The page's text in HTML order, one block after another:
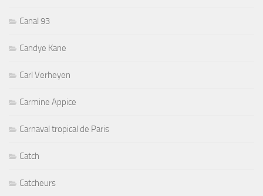
Canal 93
Candye Kane
Carl Verheyen
Carmine Appice
Carnaval tropical de Paris
Catch
Catcheurs